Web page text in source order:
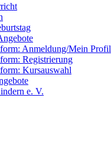
Anmeldung/Mein Profil
Registrierung
Kursauswahl
e. V.